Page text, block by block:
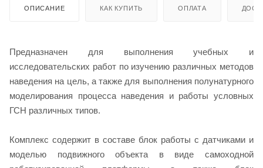
ОПИСАНИЕ КАК КУПИТЬ ОПЛАТА
Предназначен для выполнения учебных и
исследовательских работ по изучению различных методов
наведения на цель, а также для выполнения полунатурного
моделирования процесса наведения и работы условных
ГСН различных типов.
Комплекс содержит в составе блок работы с датчиками и
моделью подвижного объекта в виде самоходной